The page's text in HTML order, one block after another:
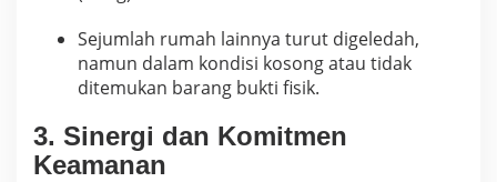
Sejumlah rumah lainnya turut digeledah,
namun dalam kondisi kosong atau tidak
ditemukan barang bukti fisik.
3. Sinergi dan Komitmen
Keamanan